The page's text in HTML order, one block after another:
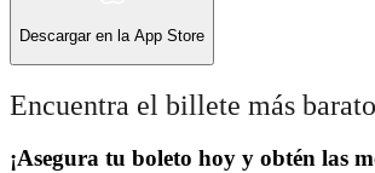
Descargar en la App Store
Encuentra el billete más
¡Asegura tu boleto hoy y obtén las